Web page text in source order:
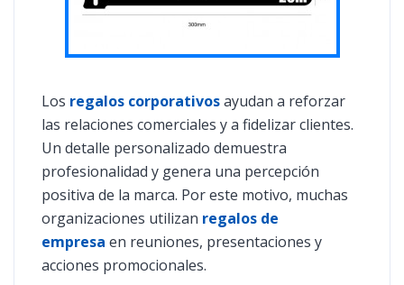
Los regalos corporativosayudan a reforzar
las relaciones comerciales y a fidelizar clientes.
Un detalle personalizado demuestra
profesionalidad y genera una percepción
positiva de la marca. Por este motivo, muchas
organizaciones utilizan regalos de
empresa en reuniones, presentaciones y
acciones promocionales.